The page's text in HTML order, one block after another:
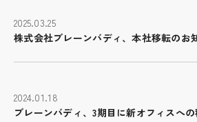
2025.03.25
株式会社ブレーンバディ、本社移転のお
2024.01.18
ブレーンバディ、3期目に新オフィスへ